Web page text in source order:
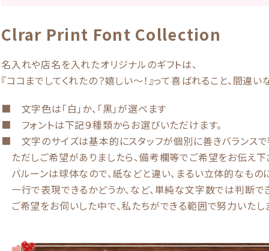
Clrar Print Font Collection
名入れや店名を入れたオリジナルのギフトは、
『ココまでしてくれたの？嬉しい〜！』って喜ばれること、間違
■ 文字色は「白」か、「黒」が選べます
■ フォントは下記９種類からお選びいただけます。
■ 文字のサイズは基本的にスタッフが個別に善きバランスで
ただしご希望がありましたら、備考欄等でご希望をお伝え下
バルーンは球体なので、紙などと違い、まるい立体的なもの
一行で表現できるかどうか、など、単純な文字数では判断で
ご希望をお伺いした中で、私たちができる範囲で努力いたし